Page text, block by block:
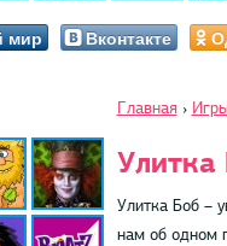
мир Вконтакте
Главная ›
Улитка
Улитка Боб –
нам об одном